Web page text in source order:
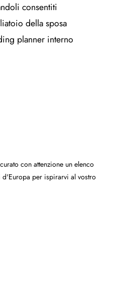
consentiti
della sposa
planner interno
con attenzione un elenco
per ispirarvi al vostro